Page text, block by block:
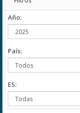
Año:
País:
ES: